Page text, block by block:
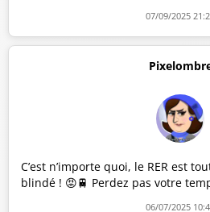
07/09/2025
C’est n’importe quoi, le RER est
blindé ! 😡🚆 Perdez pas votre
06/07/2025